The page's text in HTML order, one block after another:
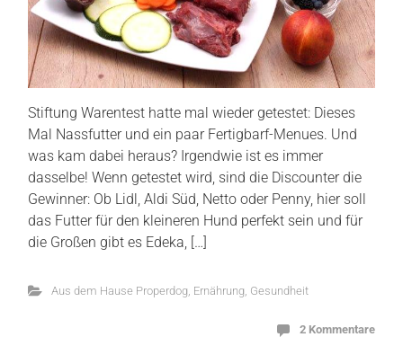
Stiftung Warentest hatte mal wieder getestet: Dieses
Mal Nassfutter und ein paar Fertigbarf-Menues. Und
was kam dabei heraus? Irgendwie ist es immer
dasselbe! Wenn getestet wird, sind die Discounter die
Gewinner: Ob Lidl, Aldi Süd, Netto oder Penny, hier soll
das Futter für den kleineren Hund perfekt sein und für
die Großen gibt es Edeka, […]
Aus dem Hause Properdog, Ernährung, Gesundheit
2 Kommentare